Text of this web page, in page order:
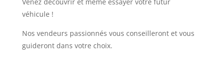
Venez découvrir et même essayer votre futur
véhicule !
Nos vendeurs passionnés vous conseilleront et vous
guideront dans votre choix.